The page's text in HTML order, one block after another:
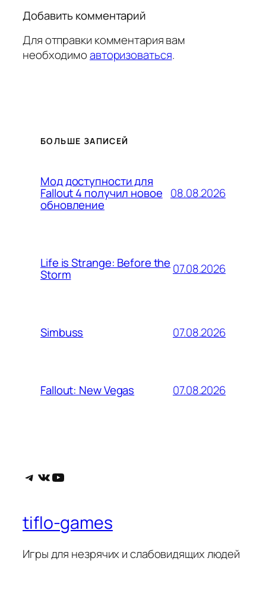
Добавить комментарий
Для отправки комментария вам
необходимоавторизоваться.
БОЛЬШЕ ЗАПИСЕЙ
Мод доступности для
Fallout 4 получил новое
обновление
08.08.2026
Life is Strange: Before the
Storm 07.08.2026
Simbuss 07.08.2026
Fallout: New Vegas 07.08.2026
Telegram
ВКонтакте
YouTube
tiflo-games
Игры для незрячих и слабовидящих людей